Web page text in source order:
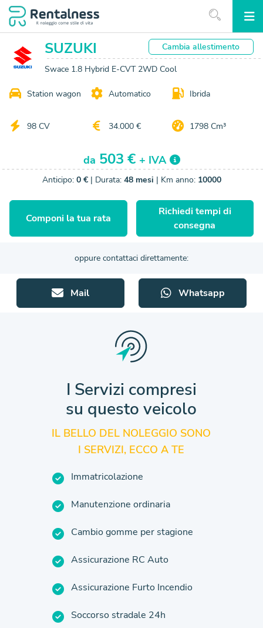
SUZUKI
Swace 1.8 Hybrid E-CVT 2WD Cool
Cambiaallestimento
Station wagon Automatico Ibrida
98 CV 34.000 € 1798 Cm³
da 503 € + IVA
Anticipo: 0 €| Durata: 48 mesi | Km anno: 10000
Componi la tua rata
Richiedi tempi di
consegna
oppure contattaci direttamente:
Mail Whatsapp
I Servizi compresi
su questo veicolo
IL BELLO DEL NOLEGGIO SONO
I SERVIZI, ECCO A TE
Immatricolazione
Manutenzione ordinaria
Cambio gomme per stagione
Assicurazione RC Auto
Assicurazione Furto Incendio
Soccorso stradale 24h